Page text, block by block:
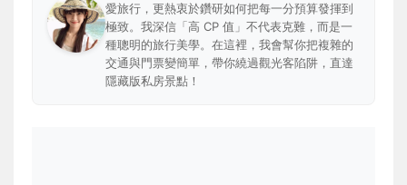
愛旅行，更熱衷於鑽研如何把每一分預算發揮到
極致。我深信「高 CP 值」不代表克難，而是一
種聰明的旅行美學。在這裡，我會幫你把複雜的
交通與門票變簡單，帶你繞過觀光客陷阱，直達
隱藏版私房景點！